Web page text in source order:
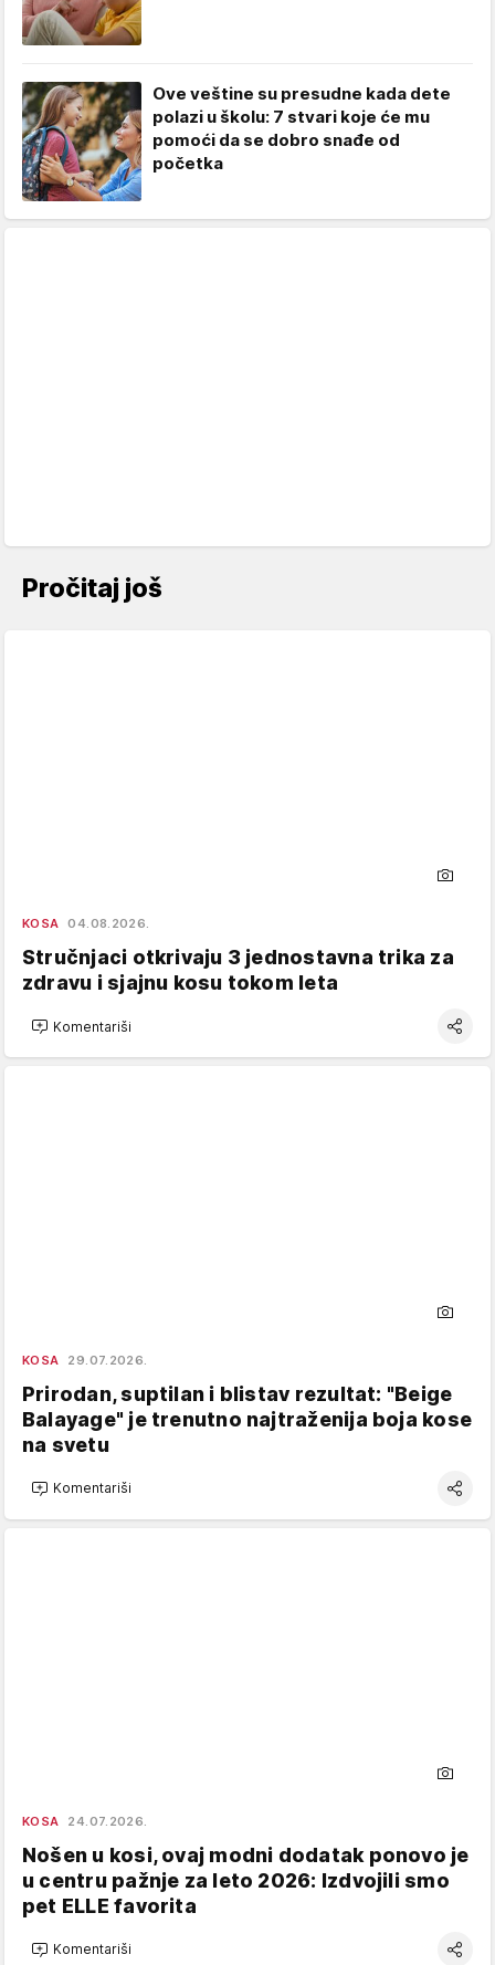
Ove veštine su presudne kada dete
polazi u školu: 7 stvari koje će mu
pomoći da se dobro snađe od
početka
Pročitaj još
KOSA 04.08.2026.
Stručnjaci otkrivaju 3 jednostavna trika za
zdravu i sjajnu kosu tokom leta
Komentariši
KOSA 29.07.2026.
Prirodan, suptilan i blistav rezultat: "Beige
Balayage" je trenutno najtraženija boja kose
na svetu
Komentariši
KOSA 24.07.2026.
Nošen u kosi, ovaj modni dodatak ponovo je
u centru pažnje za leto 2026: Izdvojili smo
pet ELLE favorita
Komentariši